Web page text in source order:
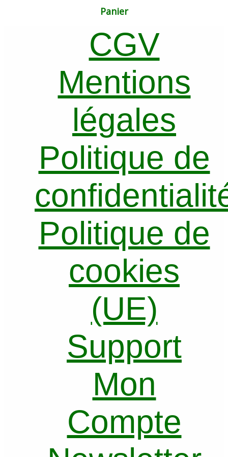
Panier
CGV
Mentions
légales
Politique de
Politique de
cookies
(UE)
Support
Mon
Compte